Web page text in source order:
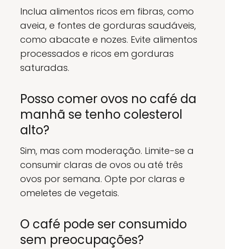
Inclua alimentos ricos em fibras, como
aveia, e fontes de gorduras saudáveis,
como abacate e nozes. Evite alimentos
processados e ricos em gorduras
saturadas.
Posso comer ovos no café da
manhã se tenho colesterol
alto?
Sim, mas com moderação. Limite-se a
consumir claras de ovos ou até três
ovos por semana. Opte por claras e
omeletes de vegetais.
O café pode ser consumido
sem preocupações?